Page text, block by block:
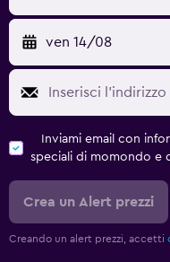
ven 14/08
Inviami email con
speciali di momondo e
Crea un Alert prezzi
Creando un alert prezzi, accetti